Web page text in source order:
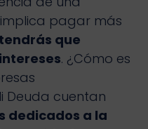
pagar más
que
. ¿Cómo es
Deuda cuentan
dedicados a la